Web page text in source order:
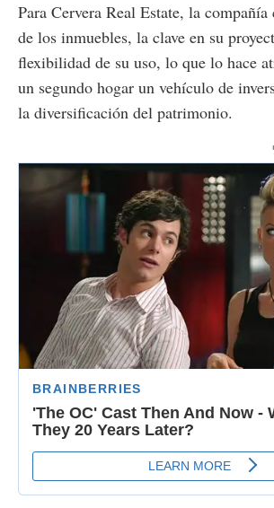
Para Cervera Real Estate, la
de los inmuebles, la clave en su
flexibilidad de su uso, lo que lo hace
un segundo hogar un vehículo de
la diversificación del patrimonio.